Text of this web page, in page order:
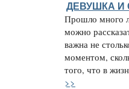
ДЕВУШКА И
Прошло много
можно
важна не
моментом,
того, что в
>>